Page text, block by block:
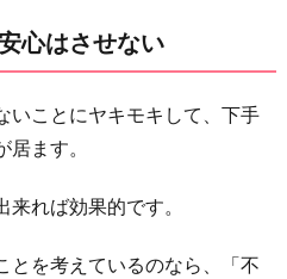
心はさせない
いことにヤキモキして、下手
ます。
れば効果的です。
とを考えているのなら、「不